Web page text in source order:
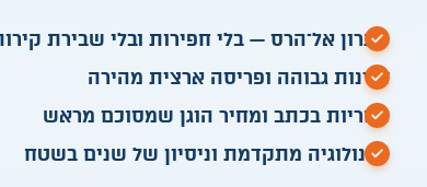
פתרון אל־הרס — בלי חפירות ובלי שבירת
זמינות גבוהה ופריסה ארצית מהירה
אחריות בכתב ומחיר הוגן שמסוכם מראש
טכנולוגיה מתקדמת וניסיון של שנים בשטח